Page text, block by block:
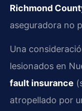
Richmond
aseguradora no
Una
lesionados en
fault insurance
atropellado por